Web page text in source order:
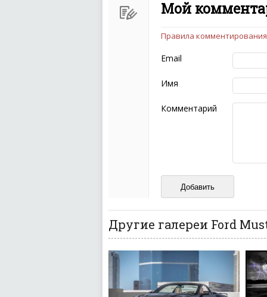
Мой
Чтобы ваш комментарий
следующих правил:
Комментарий не
эмоциональных
Не стоит
Пожалуйста, не
также призывы к
Не размещайте
И запаситесь терпением,
ваш отзыв может
Правила комментирования
Email
Имя
Комментарий
Другие галереи Ford